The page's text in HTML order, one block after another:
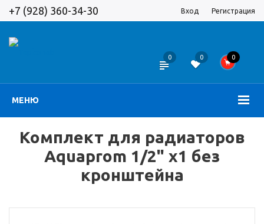
+7 (928) 360-34-30 Вход Регистрация
МЕНЮ
0 0 0
Комплект для радиаторов
Aquaprom 1/2" х1 без
кронштейна